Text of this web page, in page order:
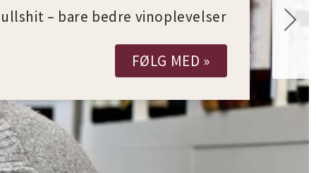
– bare bedre vinoplevelser
FØLG MED »